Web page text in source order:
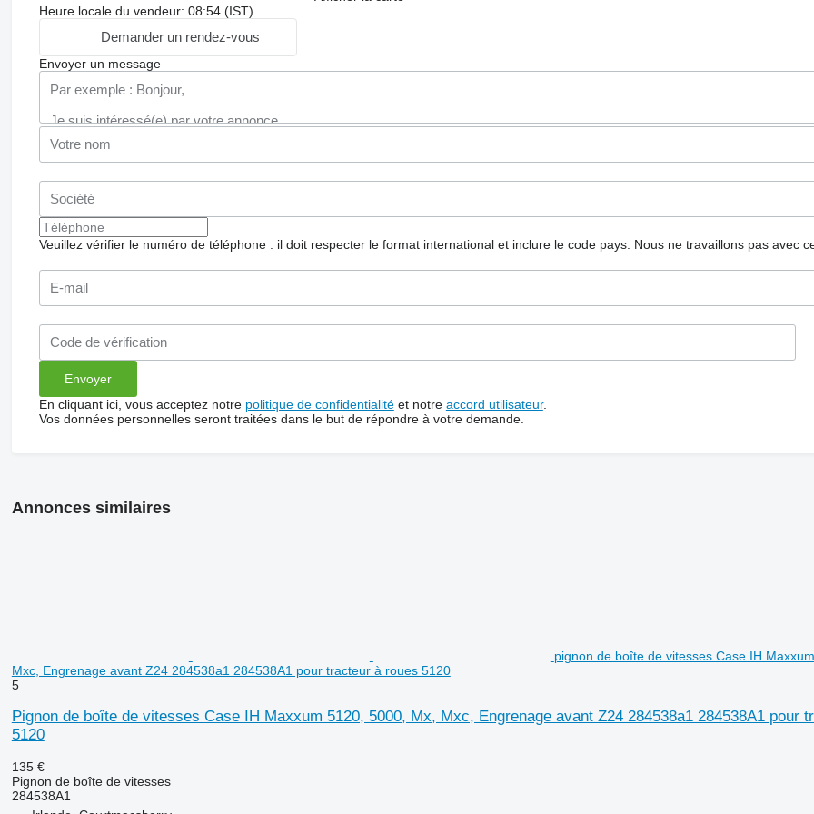
Heure locale du vendeur: 08:54 (IST)
Demander un rendez-vous
Envoyer un message
Veuillez vérifier le numéro de téléphone : il doit respecter le format international et inclure le code pays. Nous ne travaillons pas avec
En cliquant ici, vous acceptez notre politique de confidentialitéet notre accord utilisateur.
Vos données personnelles seront traitées dans le but de répondre à votre demande.
Annonces similaires
pignon de boîte de vitesses Case IH
Mxc, Engrenage avant Z24 284538a1 284538A1 pour tracteur à roues 5120
5
Pignon de boîte de vitesses Case IH Maxxum 5120, 5000, Mx, Mxc, Engrenage avant Z24 284538a1 284538A1 pour
5120
135 €
Pignon de boîte de vitesses
284538A1